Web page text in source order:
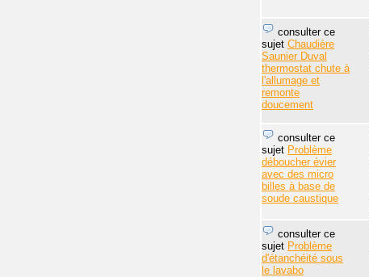
consulter ce
sujet Chaudière
Saunier Duval
thermostat chute à
l'allumage et
remonte
doucement
consulter ce
sujet Problème
déboucher évier
avec des micro
billes à base de
soude caustique
consulter ce
sujet Problème
d'étanchéité sous
le lavabo